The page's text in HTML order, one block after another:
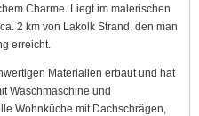
Charme. Liegt im malerischen
2 km von Lakolk Strand, den man
erreicht.
Materialien erbaut und hat
Waschmaschine und
Wohnküche mit Dachschrägen,